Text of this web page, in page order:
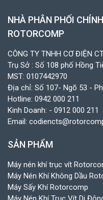
NHÀ PHÂN PHỐI
ROTORCOMP
CÔNG TY TNHH CƠ ĐIỆN
Trụ Sở : Số 108 phố Hồng
MST: 0107442970
Địa chỉ: Số 107- Ngõ 53 -
Hotline: 0942 000 211
Kinh Doanh: - 0912 000 211
Email:
SẢN PHẨM
Máy nén khí trục vít
Máy Nén Khí Không Dầu
Máy Sấy Khí Rotorcomp